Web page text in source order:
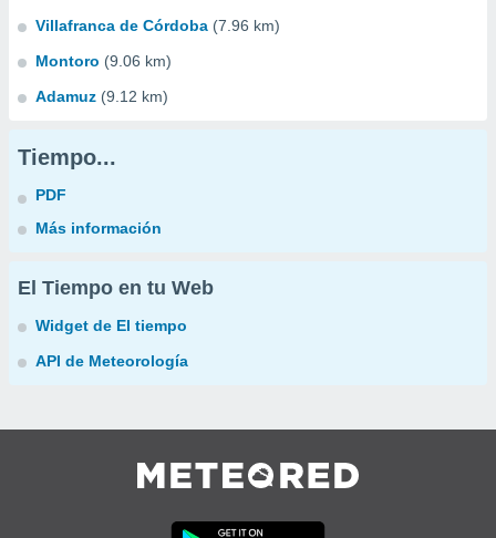
Villafranca de Córdoba (7.96 km)
Montoro (9.06 km)
Adamuz (9.12 km)
Tiempo...
PDF
Más información
El Tiempo en tu Web
Widget de El tiempo
API de Meteorología